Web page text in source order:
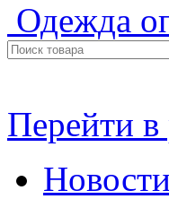
Одежда
Перейти в
Новости